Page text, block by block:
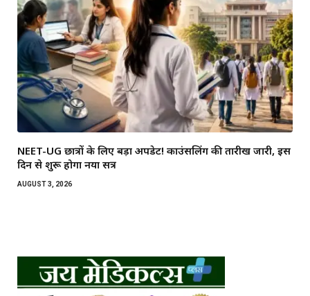
NEET-UG छात्रों के लिए बड़ा अपडेट! काउंसलिंग की तारीख जारी, इस
दिन से शुरू होगा नया सत्र
AUGUST 3, 2026